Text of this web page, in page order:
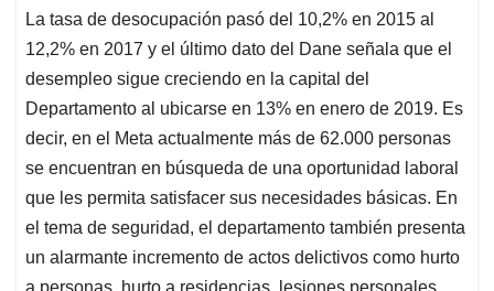
La tasa de desocupación pasó del 10,2% en 2015 al
12,2% en 2017 y el último dato del Dane señala que el
desempleo sigue creciendo en la capital del
Departamento al ubicarse en 13% en enero de 2019. Es
decir, en el Meta actualmente más de 62.000 personas
se encuentran en búsqueda de una oportunidad laboral
que les permita satisfacer sus necesidades básicas. En
el tema de seguridad, el departamento también presenta
un alarmante incremento de actos delictivos como hurto
a personas, hurto a residencias, lesiones personales,